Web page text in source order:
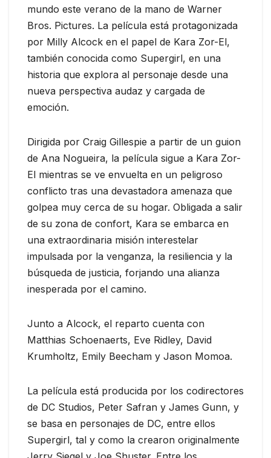
mundo este verano de la mano de Warner
Bros. Pictures. La película está protagonizada
por Milly Alcock en el papel de Kara Zor-El,
también conocida como Supergirl, en una
historia que explora al personaje desde una
nueva perspectiva audaz y cargada de
emoción.
Dirigida por Craig Gillespie a partir de un guion
de Ana Nogueira, la película sigue a Kara Zor-
El mientras se ve envuelta en un peligroso
conflicto tras una devastadora amenaza que
golpea muy cerca de su hogar. Obligada a salir
de su zona de confort, Kara se embarca en
una extraordinaria misión interestelar
impulsada por la venganza, la resiliencia y la
búsqueda de justicia, forjando una alianza
inesperada por el camino.
Junto a Alcock, el reparto cuenta con
Matthias Schoenaerts, Eve Ridley, David
Krumholtz, Emily Beecham y Jason Momoa.
La película está producida por los codirectores
de DC Studios, Peter Safran y James Gunn, y
se basa en personajes de DC, entre ellos
Supergirl, tal y como la crearon originalmente